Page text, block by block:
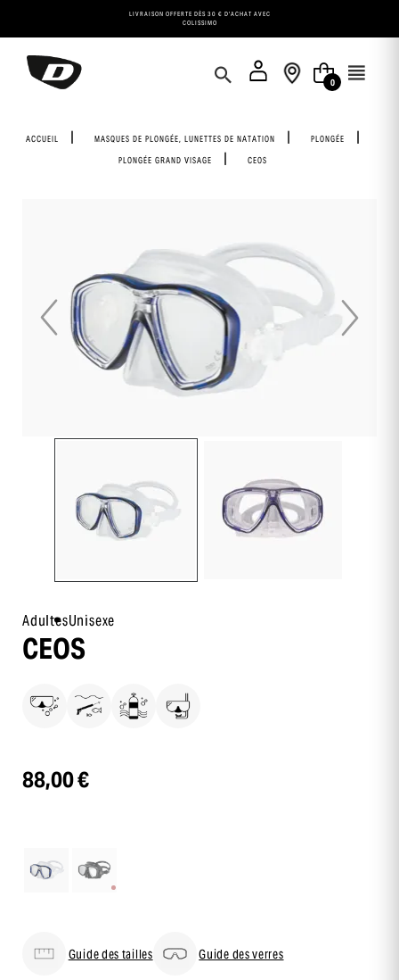
LIVRAISON OFFERTE DÈS 30 € D'ACHAT AVEC
COLISSIMO
0
ACCUEIL MASQUES DE PLONGÉE, LUNETTES DE NATATION
PLONGÉE
PLONGÉE GRAND VISAGE
CEOS
AdultesUnisexe
CEOS
88,00 €
Guide des tailles Guide des verres